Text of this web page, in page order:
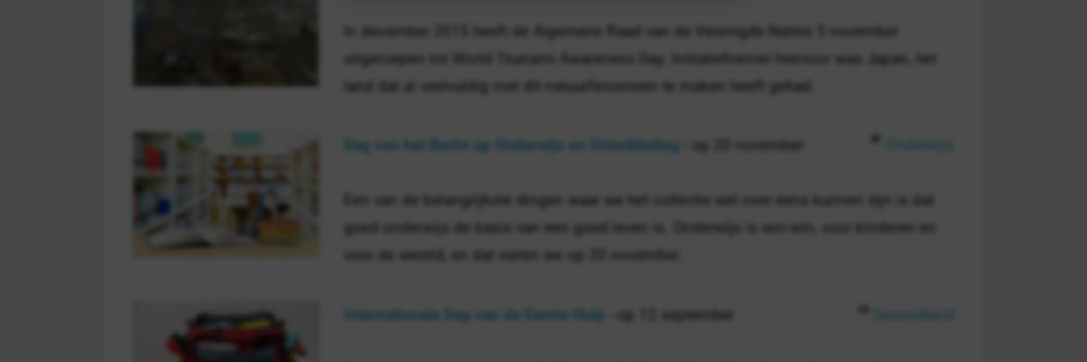
In december 2015 heeft de Algemene Raad van de Verenigde Naties 5 november
uitgeroepen tot World Tsunami Awareness Day. Initiatiefnemer hiervoor was Japan, het
land dat al veelvuldig met dit natuurfenomeen te maken heeft gehad.
Dag van het Recht op Onderwijs en Ontwikkeling - op 20 november
Een van de belangrijkste dingen waar we het collectie wel over eens kunnen zijn is dat
goed onderwijs de basis van een goed leven is. Onderwijs is win-win, voor kinderen en
voor de wereld, en dat vieren we op 20 november.
Internationale Dag van de Eerste Hulp - op 12 september